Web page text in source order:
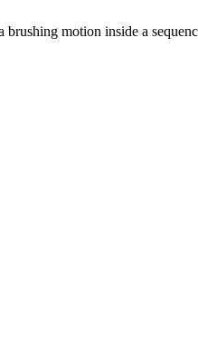
motion inside a